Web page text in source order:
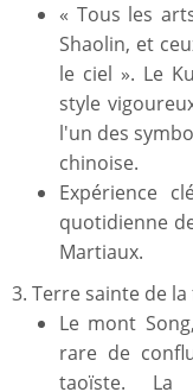
« Tous les
Shaolin, et
le ciel ». Le
style
l'un des
chinoise.
Expérience
quotidienne
Martiaux.
3. Terre sainte de
Le mont
rare de
taoïste. La